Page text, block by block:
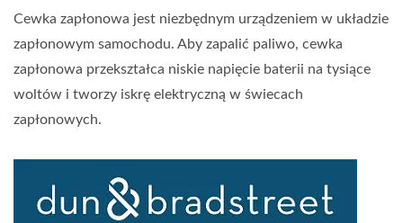
Cewka zapłonowa jest niezbędnym urządzeniem w układzie
zapłonowym samochodu. Aby zapalić paliwo, cewka
zapłonowa przekształca niskie napięcie baterii na tysiące
woltów i tworzy iskrę elektryczną w świecach
zapłonowych.